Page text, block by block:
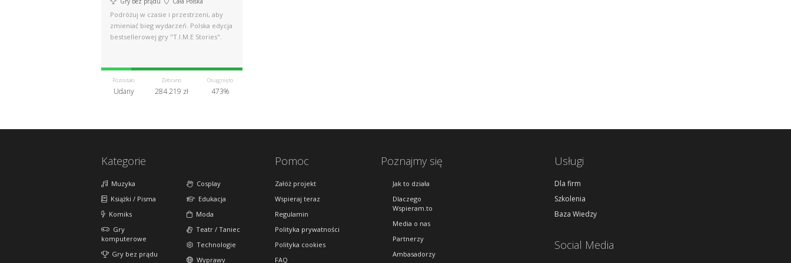
Podróżuj w czasie i przestrzeni, aby
zmieniać bieg wydarzeń. Polska edycja
bestsellerowej gry "T.I.M.E Stories".
Pozostało
Udany
Zebrano
284 219 zł
Osiągnięto
473%
Kategorie
Muzyka
Książki / Pisma
Komiks
Gry
komputerowe
Gry bez prądu
Cosplay
Edukacja
Moda
Teatr / Taniec
Technologie
Wyprawy
Pomoc
Załóż projekt
Wspieraj teraz
Regulamin
Polityka prywatności
Polityka cookies
FAQ
Poznajmy się
Jak to działa
Dlaczego
Wspieram.to
Media o nas
Partnerzy
Ambasadorzy
Usługi
Dla firm
Szkolenia
Baza Wiedzy
Social Media